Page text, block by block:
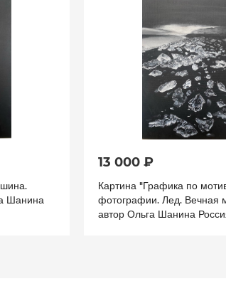
Шанина
13 000 ₽
Картина "Графика по
фотографии. Лед. Вечная
автор Ольга Шанина